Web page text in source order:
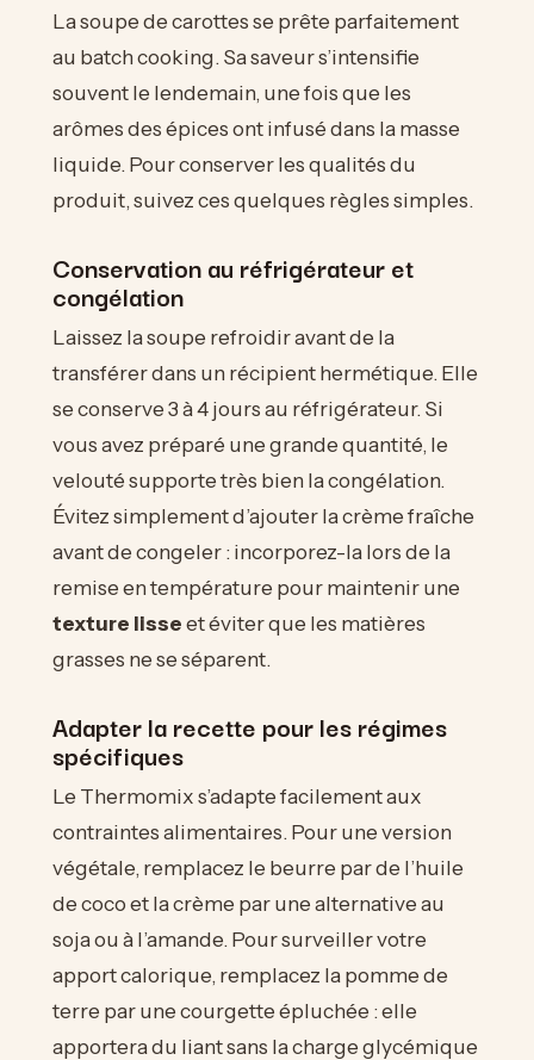
La soupe de carottes se prête parfaitement
au batch cooking. Sa saveur s’intensifie
souvent le lendemain, une fois que les
arômes des épices ont infusé dans la masse
liquide. Pour conserver les qualités du
produit, suivez ces quelques règles simples.
Conservation au réfrigérateur et
congélation
Laissez la soupe refroidir avant de la
transférer dans un récipient hermétique. Elle
se conserve 3 à 4 jours au réfrigérateur. Si
vous avez préparé une grande quantité, le
velouté supporte très bien la congélation.
Évitez simplement d’ajouter la crème fraîche
avant de congeler : incorporez-la lors de la
remise en température pour maintenir une
texture lisseet éviter que les matières
grasses ne se séparent.
Adapter la recette pour les régimes
spécifiques
Le Thermomix s’adapte facilement aux
contraintes alimentaires. Pour une version
végétale, remplacez le beurre par de l’huile
de coco et la crème par une alternative au
soja ou à l’amande. Pour surveiller votre
apport calorique, remplacez la pomme de
terre par une courgette épluchée : elle
apportera du liant sans la charge glycémique